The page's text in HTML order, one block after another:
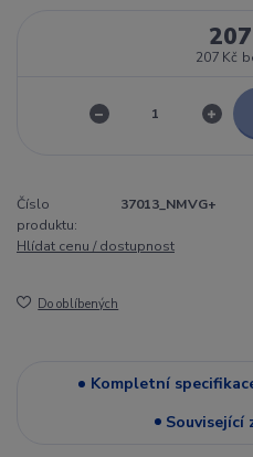
207 Kč
Číslo
produktu:
37013_NMVG+
Hlídat cenu / dostupnost
Do oblíbených
Kompletní
Související